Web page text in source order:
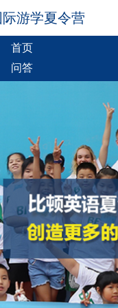
游学夏令营
首页
问答